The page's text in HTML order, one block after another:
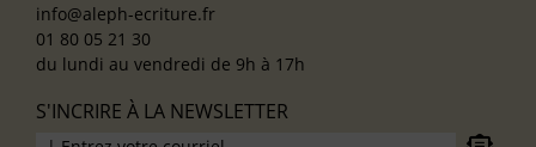
info@aleph-ecriture.fr
01 80 05 21 30
du lundi au vendredi de 9h à 17h
S'INCRIRE À LA NEWSLETTER